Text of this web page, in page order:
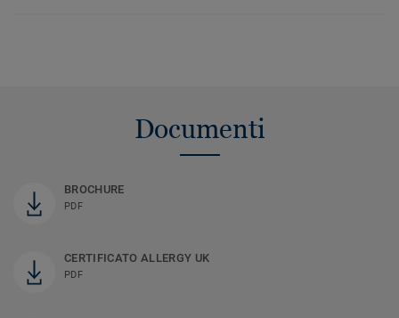
Documenti
BROCHURE
PDF
CERTIFICATO ALLERGY UK
PDF